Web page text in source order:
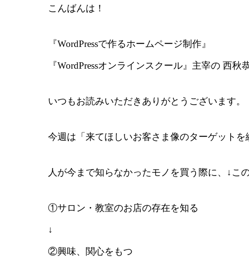
こんばんは！
『WordPressで作るホームページ制作』
『WordPressオンラインスクール』主宰の 西秋
いつもお読みいただきありがとうございます。
今週は「来てほしいお客さま像のターゲット
人が今まで知らなかったモノを買う際に、↓こ
①サロン・教室のお店の存在を知る
↓
②興味、関心をもつ